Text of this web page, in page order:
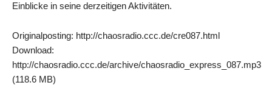
Einblicke in seine derzeitigen Aktivitäten.
Originalposting: http://chaosradio.ccc.de/cre087.html
Download:
http://chaosradio.ccc.de/archive/chaosradio_express_087.mp3
(118.6 MB)